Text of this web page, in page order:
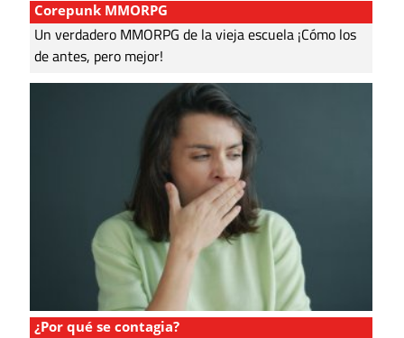
Corepunk MMORPG
Un verdadero MMORPG de la vieja escuela ¡Cómo los
de antes, pero mejor!
¿Por qué se contagia?